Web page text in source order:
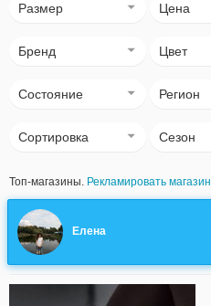
Размер Цена
Бренд Цвет
Состояние Регион
Сортировка Сезон
Топ-магазины. Рекламировать магазин
Елена